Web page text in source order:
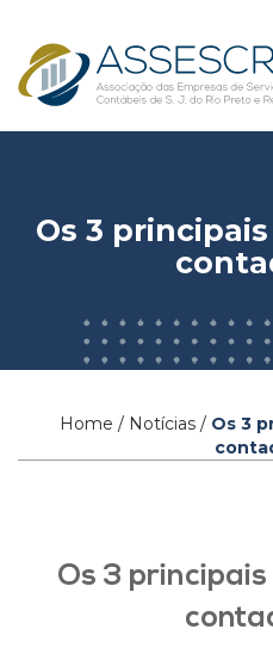
Os 3
Home / Notícias / Os 3
Os 3